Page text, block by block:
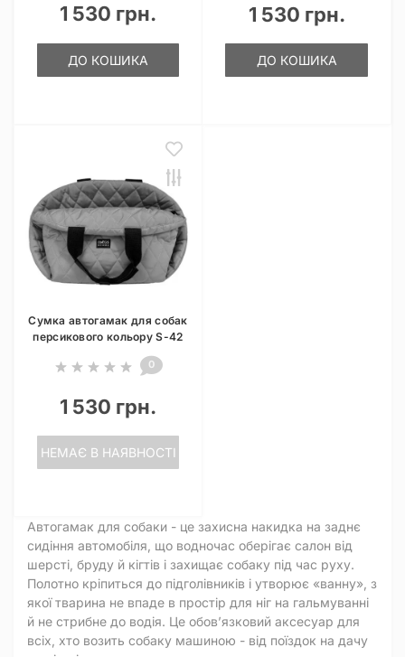
1 530 грн.
ДО КОШИКА
1 530 грн.
ДО КОШИКА
Сумка автогамак для собак
персикового кольору S-42
0
1 530 грн.
НЕМАЄ В НАЯВНОСТІ
Автогамак для собаки - це захисна накидка на заднє
сидіння автомобіля, що водночас оберігає салон від
шерсті, бруду й кігтів і захищає собаку під час руху.
Полотно кріпиться до підголівників і утворює «ванну», з
якої тварина не впаде в простір для ніг на гальмуванні
й не стрибне до водія. Це обовʼязковий аксесуар для
всіх, хто возить собаку машиною - від поїздок на дачу